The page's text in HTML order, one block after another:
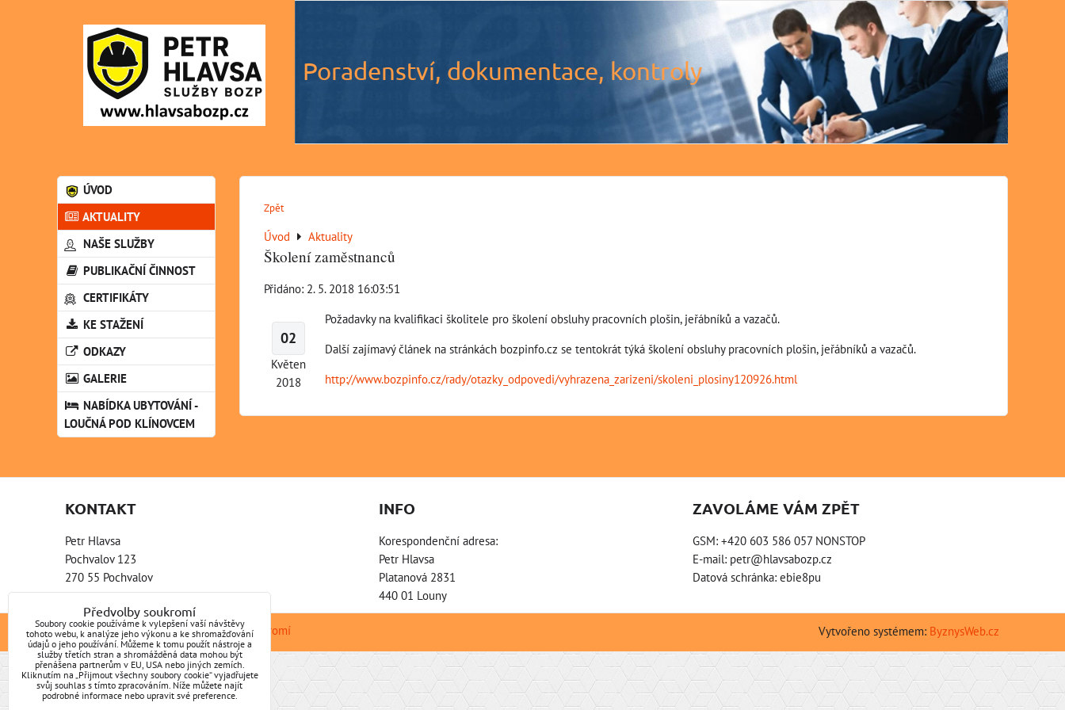
Poradenství, dokumentace, kontroly
Zpět
Úvod Aktuality
Školení zaměstnanců
Přidáno: 2. 5. 2018 16:03:51
02
Květen
2018
Požadavky na kvalifikaci školitele pro školení obsluhy pracovních plošin, jeřábníků a vazačů.
Další zajímavý článek na stránkách bozpinfo.cz se tentokrát týká školení obsluhy pracovních plošin, jeřábníků a vazačů.
http://www.bozpinfo.cz/rady/otazky_odpovedi/vyhrazena_zarizeni/skoleni_plosiny120926.html
ÚVOD
AKTUALITY
NAŠE SLUŽBY
PUBLIKAČNÍ ČINNOST
CERTIFIKÁTY
KE STAŽENÍ
ODKAZY
GALERIE
NABÍDKA UBYTOVÁNÍ -
LOUČNÁ POD KLÍNOVCEM
KONTAKT
Petr Hlavsa
Pochvalov 123
270 55 Pochvalov
INFO
Korespondenční adresa:
Petr Hlavsa
Platanová 2831
440 01 Louny
ZAVOLÁME VÁM ZPĚT
GSM: +420 603 586 057 NONSTOP
E-mail: petr@hlavsabozp.cz
Datová schránka: ebie8pu
Předvolby soukromí Zásady ochrany soukromí Vytvořeno systémem: ByznysWeb.cz
Předvolby soukromí
Soubory cookie používáme k vylepšení vaší návštěvy
tohoto webu, k analýze jeho výkonu a ke shromažďování
údajů o jeho používání. Můžeme k tomu použít nástroje a
služby třetích stran a shromážděná data mohou být
přenášena partnerům v EU, USA nebo jiných zemích.
Kliknutím na „Přijmout všechny soubory cookie“ vyjadřujete
svůj souhlas s tímto zpracováním. Níže můžete najít
podrobné informace nebo upravit své preference.